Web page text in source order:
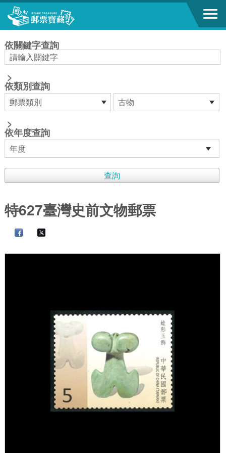
跳到主要內容區塊
依關鍵字查詢
>
依類別查詢
>
依年度查詢
特627臺灣史前文物郵票